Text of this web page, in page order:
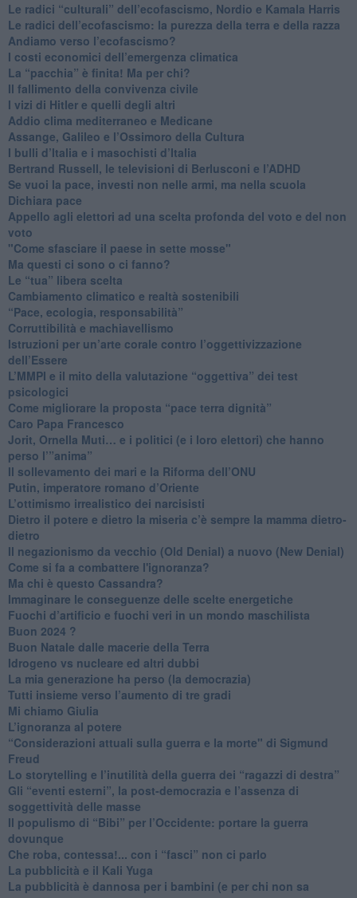
​Le radici “culturali” dell’ecofascismo, Nordio e Kamala Harris
Le radici dell’ecofascismo: la purezza della terra e della razza
Andiamo verso l’ecofascismo?
I costi economici dell’emergenza climatica
​La “pacchia” è finita! Ma per chi?
​Il fallimento della convivenza civile
​I vizi di Hitler e quelli degli altri
Addio clima mediterraneo e Medicane
​Assange, Galileo e l’Ossimoro della Cultura
​I bulli d’Italia e i masochisti d’Italia
​Bertrand Russell, le televisioni di Berlusconi e l’ADHD
​Se vuoi la pace, investi non nelle armi, ma nella scuola
​Dichiara pace
​Appello agli elettori ad una scelta profonda del voto e del non
voto
"Come sfasciare il paese in sette mosse"
​Ma questi ci sono o ci fanno?
​Le “tua” libera scelta
Cambiamento climatico e realtà sostenibili
“Pace, ecologia, responsabilità”
​Corruttibilità e machiavellismo
Istruzioni per un’arte corale contro l’oggettivizzazione
dell’Essere
​L’MMPI e il mito della valutazione “oggettiva” dei test
psicologici
Come migliorare la proposta “pace terra dignità”
Caro Papa Francesco
​Jorit, Ornella Muti… e i politici (e i loro elettori) che hanno
perso l’”anima”
​Il sollevamento dei mari e la Riforma dell’ONU
Putin, imperatore romano d’Oriente
​L’ottimismo irrealistico dei narcisisti
​Dietro il potere e dietro la miseria c’è sempre la mamma dietro-
dietro
Il negazionismo da vecchio (Old Denial) a nuovo (New Denial)
Come si fa a combattere l'ignoranza?
Ma chi è questo Cassandra?
Immaginare le conseguenze delle scelte energetiche
​Fuochi d’artificio e fuochi veri in un mondo maschilista
Buon 2024 ?
​Buon Natale dalle macerie della Terra
​Idrogeno vs nucleare ed altri dubbi
​La mia generazione ha perso (la democrazia)
​Tutti insieme verso l’aumento di tre gradi
Mi chiamo Giulia
L’ignoranza al potere
​“Considerazioni attuali sulla guerra e la morte" di Sigmund
Freud
​Lo storytelling e l’inutilità della guerra dei “ragazzi di destra”
​Gli “eventi esterni”, la post-democrazia e l’assenza di
soggettività delle masse
​Il populismo di “Bibi” per l’Occidente: portare la guerra
dovunque
​Che roba, contessa!... con i “fasci” non ci parlo
La pubblicità e il Kali Yuga
​La pubblicità è dannosa per i bambini (e per chi non sa